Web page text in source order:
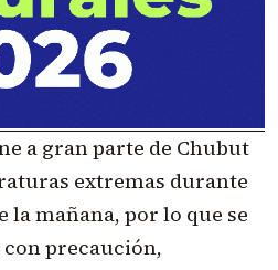
a gran parte de Chubut
extremas durante
la mañana, por lo que se
precaución,